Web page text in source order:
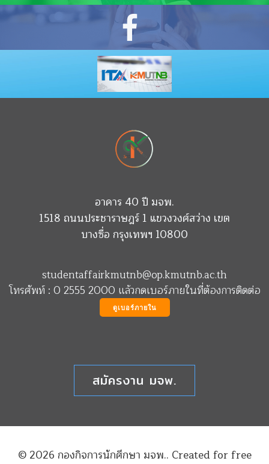
อาคาร 40 ปี มจพ.
1518 ถนนประชาราษฎร์ 1 แขวงวงศ์สว่าง เขต
บางซื่อ กรุงเทพฯ 10800
studentaffairkmutnb@op.kmutnb.ac.th
โทรศัพท์ : 0 2555 2000 แล้วกดเบอร์ภายในที่ต้องการติดต่อ
ดูเบอร์ภายใน
สมัครงาน มจพ.
© 2026 กองกิจการนักศึกษา มจพ.. Created for free